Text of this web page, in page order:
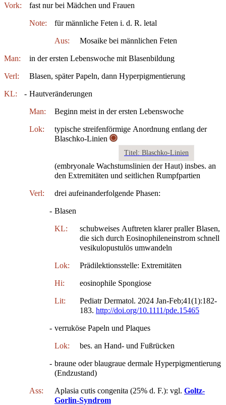
Vork: fast nur bei Mädchen und Frauen
Note: für männliche Feten i. d. R. letal
Aus: Mosaike bei männlichen Feten
Man: in der ersten Lebenswoche mit Blasenbildung
Verl: Blasen, später Papeln, dann Hyperpigmentierung
KL: - Hautveränderungen
Man: Beginn meist in der ersten Lebenswoche
Lok:
typische streifenförmige Anordnung entlang der
Blaschko-Linien
Titel: Blaschko-Linien
(embryonale Wachstumslinien der Haut) insbes. an
den Extremitäten und seitlichen Rumpfpartien
Verl: drei aufeinanderfolgende Phasen:
- Blasen
KL:
schubweises Auftreten klarer praller Blasen,
die sich durch Eosinophileneinstrom schnell
vesikulopustulös umwandeln
Lok: Prädilektionsstelle: Extremitäten
Hi: eosinophile Spongiose
Lit:
Pediatr Dermatol. 2024 Jan-Feb;41(1):182-
183. http://doi.org/10.1111/pde.15465
- verruköse Papeln und Plaques
Lok: bes. an Hand- und Fußrücken
- braune oder blaugraue dermale Hyperpigmentierung
(Endzustand)
Ass: Aplasia cutis congenita (25% d. F.): vgl. Goltz-
Gorlin-Syndrom